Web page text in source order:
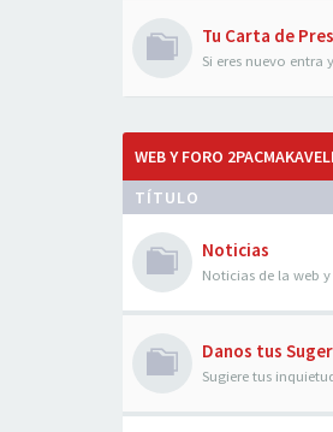
Tu Carta de
Si eres nuevo entra
WEB Y FORO 2PACMAKAVELI
TÍTULO
Noticias
Noticias de la web
Danos tus
Sugiere tus